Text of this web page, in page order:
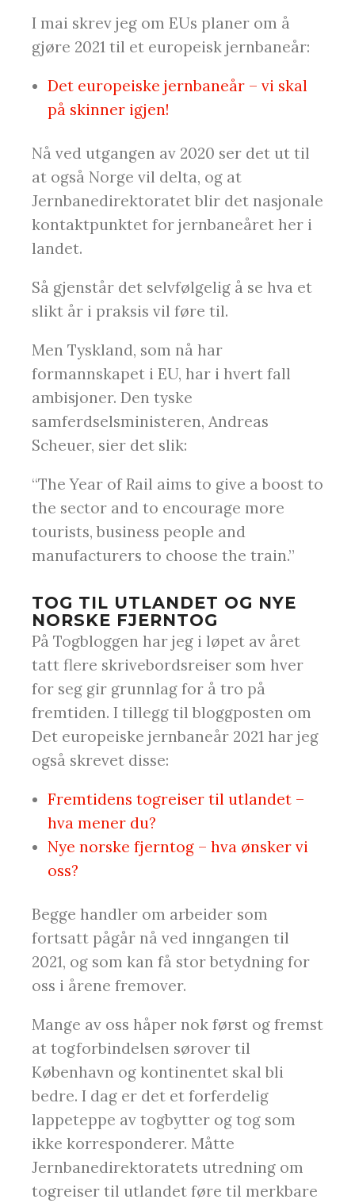
I mai skrev jeg om EUs planer om å
gjøre 2021 til et europeisk jernbaneår:
Det europeiske jernbaneår – vi skal
på skinner igjen!
Nå ved utgangen av 2020 ser det ut til
at også Norge vil delta, og at
Jernbanedirektoratet blir det nasjonale
kontaktpunktet for jernbaneåret her i
landet.
Så gjenstår det selvfølgelig å se hva et
slikt år i praksis vil føre til.
Men Tyskland, som nå har
formannskapet i EU, har i hvert fall
ambisjoner. Den tyske
samferdselsministeren, Andreas
Scheuer, sier det slik:
“The Year of Rail aims to give a boost to
the sector and to encourage more
tourists, business people and
manufacturers to choose the train.”
TOG TIL UTLANDET OG NYE
NORSKE FJERNTOG
På Togbloggen har jeg i løpet av året
tatt flere skrivebordsreiser som hver
for seg gir grunnlag for å tro på
fremtiden. I tillegg til bloggposten om
Det europeiske jernbaneår 2021 har jeg
også skrevet disse:
Fremtidens togreiser til utlandet –
hva mener du?
Nye norske fjerntog – hva ønsker vi
oss?
Begge handler om arbeider som
fortsatt pågår nå ved inngangen til
2021, og som kan få stor betydning for
oss i årene fremover.
Mange av oss håper nok først og fremst
at togforbindelsen sørover til
København og kontinentet skal bli
bedre. I dag er det et forferdelig
lappeteppe av togbytter og tog som
ikke korresponderer. Måtte
Jernbanedirektoratets utredning om
togreiser til utlandet føre til merkbare